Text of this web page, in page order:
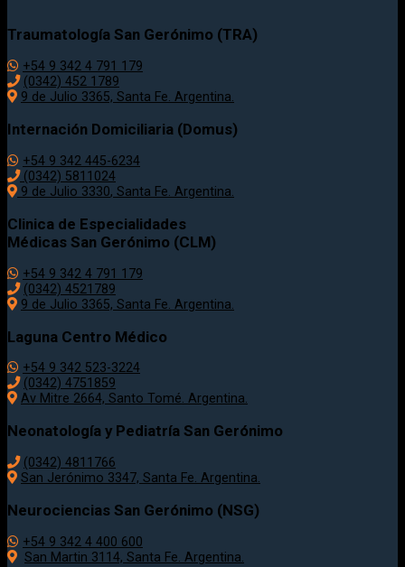
Traumatología San Gerónimo (TRA)
+54 9 342 4 791 179
(0342) 452 1789
9 de Julio 3365, Santa Fe. Argentina.
Internación Domiciliaria (Domus)
+54 9 342 445-6234
(0342) 5811024
9 de Julio 3330, Santa Fe. Argentina.
Clinica de Especialidades
Médicas San Gerónimo (CLM)
+54 9 342 4 791 179
(0342) 4521789
9 de Julio 3365, Santa Fe. Argentina.
Laguna Centro Médico
+54 9 342 523-3224
(0342) 4751859
Av Mitre 2664, Santo Tomé. Argentina.
Neonatología y Pediatría San Gerónimo
(0342) 4811766
San Jerónimo 3347, Santa Fe. Argentina.
Neurociencias San Gerónimo (NSG)
+54 9 342 4 400 600
San Martin 3114, Santa Fe. Argentina.